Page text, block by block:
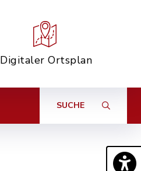
Digitaler Ortsplan
SUCHE